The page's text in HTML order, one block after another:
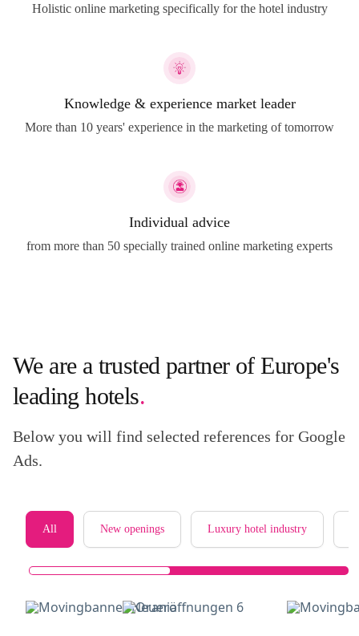
Holistic online marketing specifically for the hotel industry
Knowledge & experience market leader
More than 10 years' experience in the marketing of tomorrow
Individual advice
from more than 50 specially trained online marketing experts
We are a trusted partner of Europe's
leading hotels.
Below you will find selected references for Google
Ads.
All New openings Luxury hotel industry